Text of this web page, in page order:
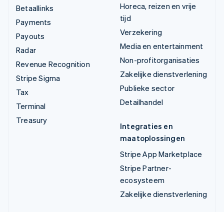
Betaallinks
Payments
Payouts
Radar
Revenue Recognition
Stripe Sigma
Tax
Terminal
Treasury
Horeca, reizen en vrije
tijd
Verzekering
Media en entertainment
Non-profitorganisaties
Zakelijke dienstverlening
Publieke sector
Detailhandel
Integraties en
maatoplossingen
Stripe App Marketplace
Stripe Partner-
ecosysteem
Zakelijke dienstverlening